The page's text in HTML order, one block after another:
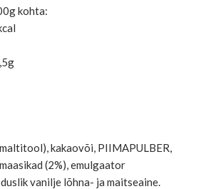
kohta:
kakaovõi, PIIMAPULBER,
(2%), emulgaator
vanilje lõhna- ja maitseaine.